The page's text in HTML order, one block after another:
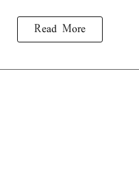
Read More